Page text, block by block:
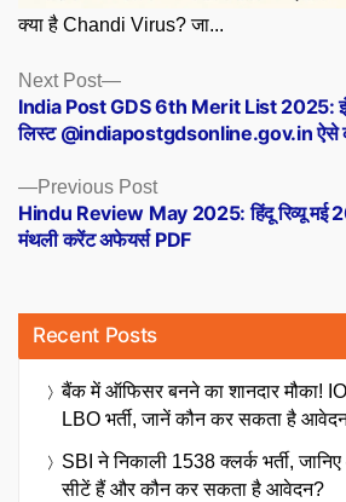
क्या है Chandi Virus? जा...
Posts
navigation
Previous PostPrevious
post:
Hindu Review May 2025: हिंदू रिव्यू मई
मंथली करेंट अफेयर्स PDF
Next Post
Next
post:
India Post GDS 6th Merit List 2025:
लिस्ट @indiapostgdsonline.gov.in ऐसे
Recent Posts
बैंक में ऑफिसर बनने का शानदार मौका!
LBO भर्ती, जानें कौन कर सकता है
SBI ने निकाली 1538 क्लर्क भर्ती,
सीटें हैं और कौन कर सकता है आवेदन?